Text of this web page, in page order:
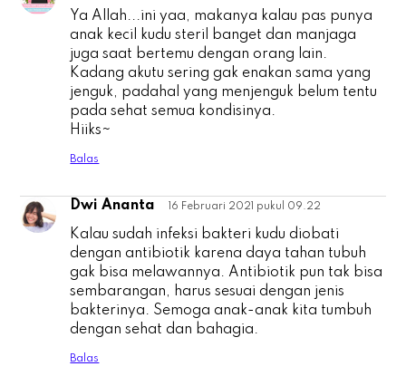
Ya Allah...ini yaa, makanya kalau pas punya
anak kecil kudu steril banget dan manjaga
juga saat bertemu dengan orang lain.
Kadang akutu sering gak enakan sama yang
jenguk, padahal yang menjenguk belum tentu
pada sehat semua kondisinya.
Hiiks~
Balas
D Dwi Ananta 16 Februari 2021 pukul 09.22
Kalau sudah infeksi bakteri kudu diobati
dengan antibiotik karena daya tahan tubuh
gak bisa melawannya. Antibiotik pun tak bisa
sembarangan, harus sesuai dengan jenis
bakterinya. Semoga anak-anak kita tumbuh
dengan sehat dan bahagia.
Balas